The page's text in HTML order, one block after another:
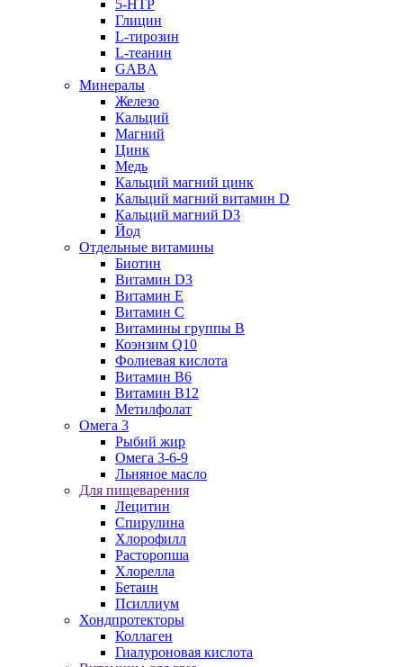
5-HTP
Глицин
L-тирозин
L-теанин
GABA
Минералы
Железо
Кальций
Магний
Цинк
Медь
Кальций магний цинк
Кальций магний витамин D
Кальций магний D3
Йод
Отдельные витамины
Биотин
Витамин D3
Витамин E
Витамин C
Витамины группы B
Коэнзим Q10
Фолиевая кислота
Витамин B6
Витамин B12
Метилфолат
Омега 3
Рыбий жир
Омега 3-6-9
Льняное масло
Для пищеварения
Лецитин
Спирулина
Хлорофилл
Расторопша
Хлорелла
Бетаин
Псиллиум
Хондпротекторы
Коллаген
Гиалуроновая кислота